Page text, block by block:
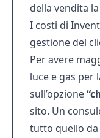
della vendita
I costi di
gestione del
Per avere
luce e gas per
sull’opzione
sito. Un
tutto quello